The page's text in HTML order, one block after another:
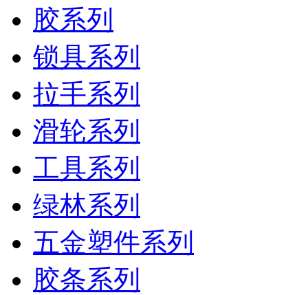
胶系列
锁具系列
拉手系列
滑轮系列
工具系列
绿林系列
五金塑件系列
胶条系列